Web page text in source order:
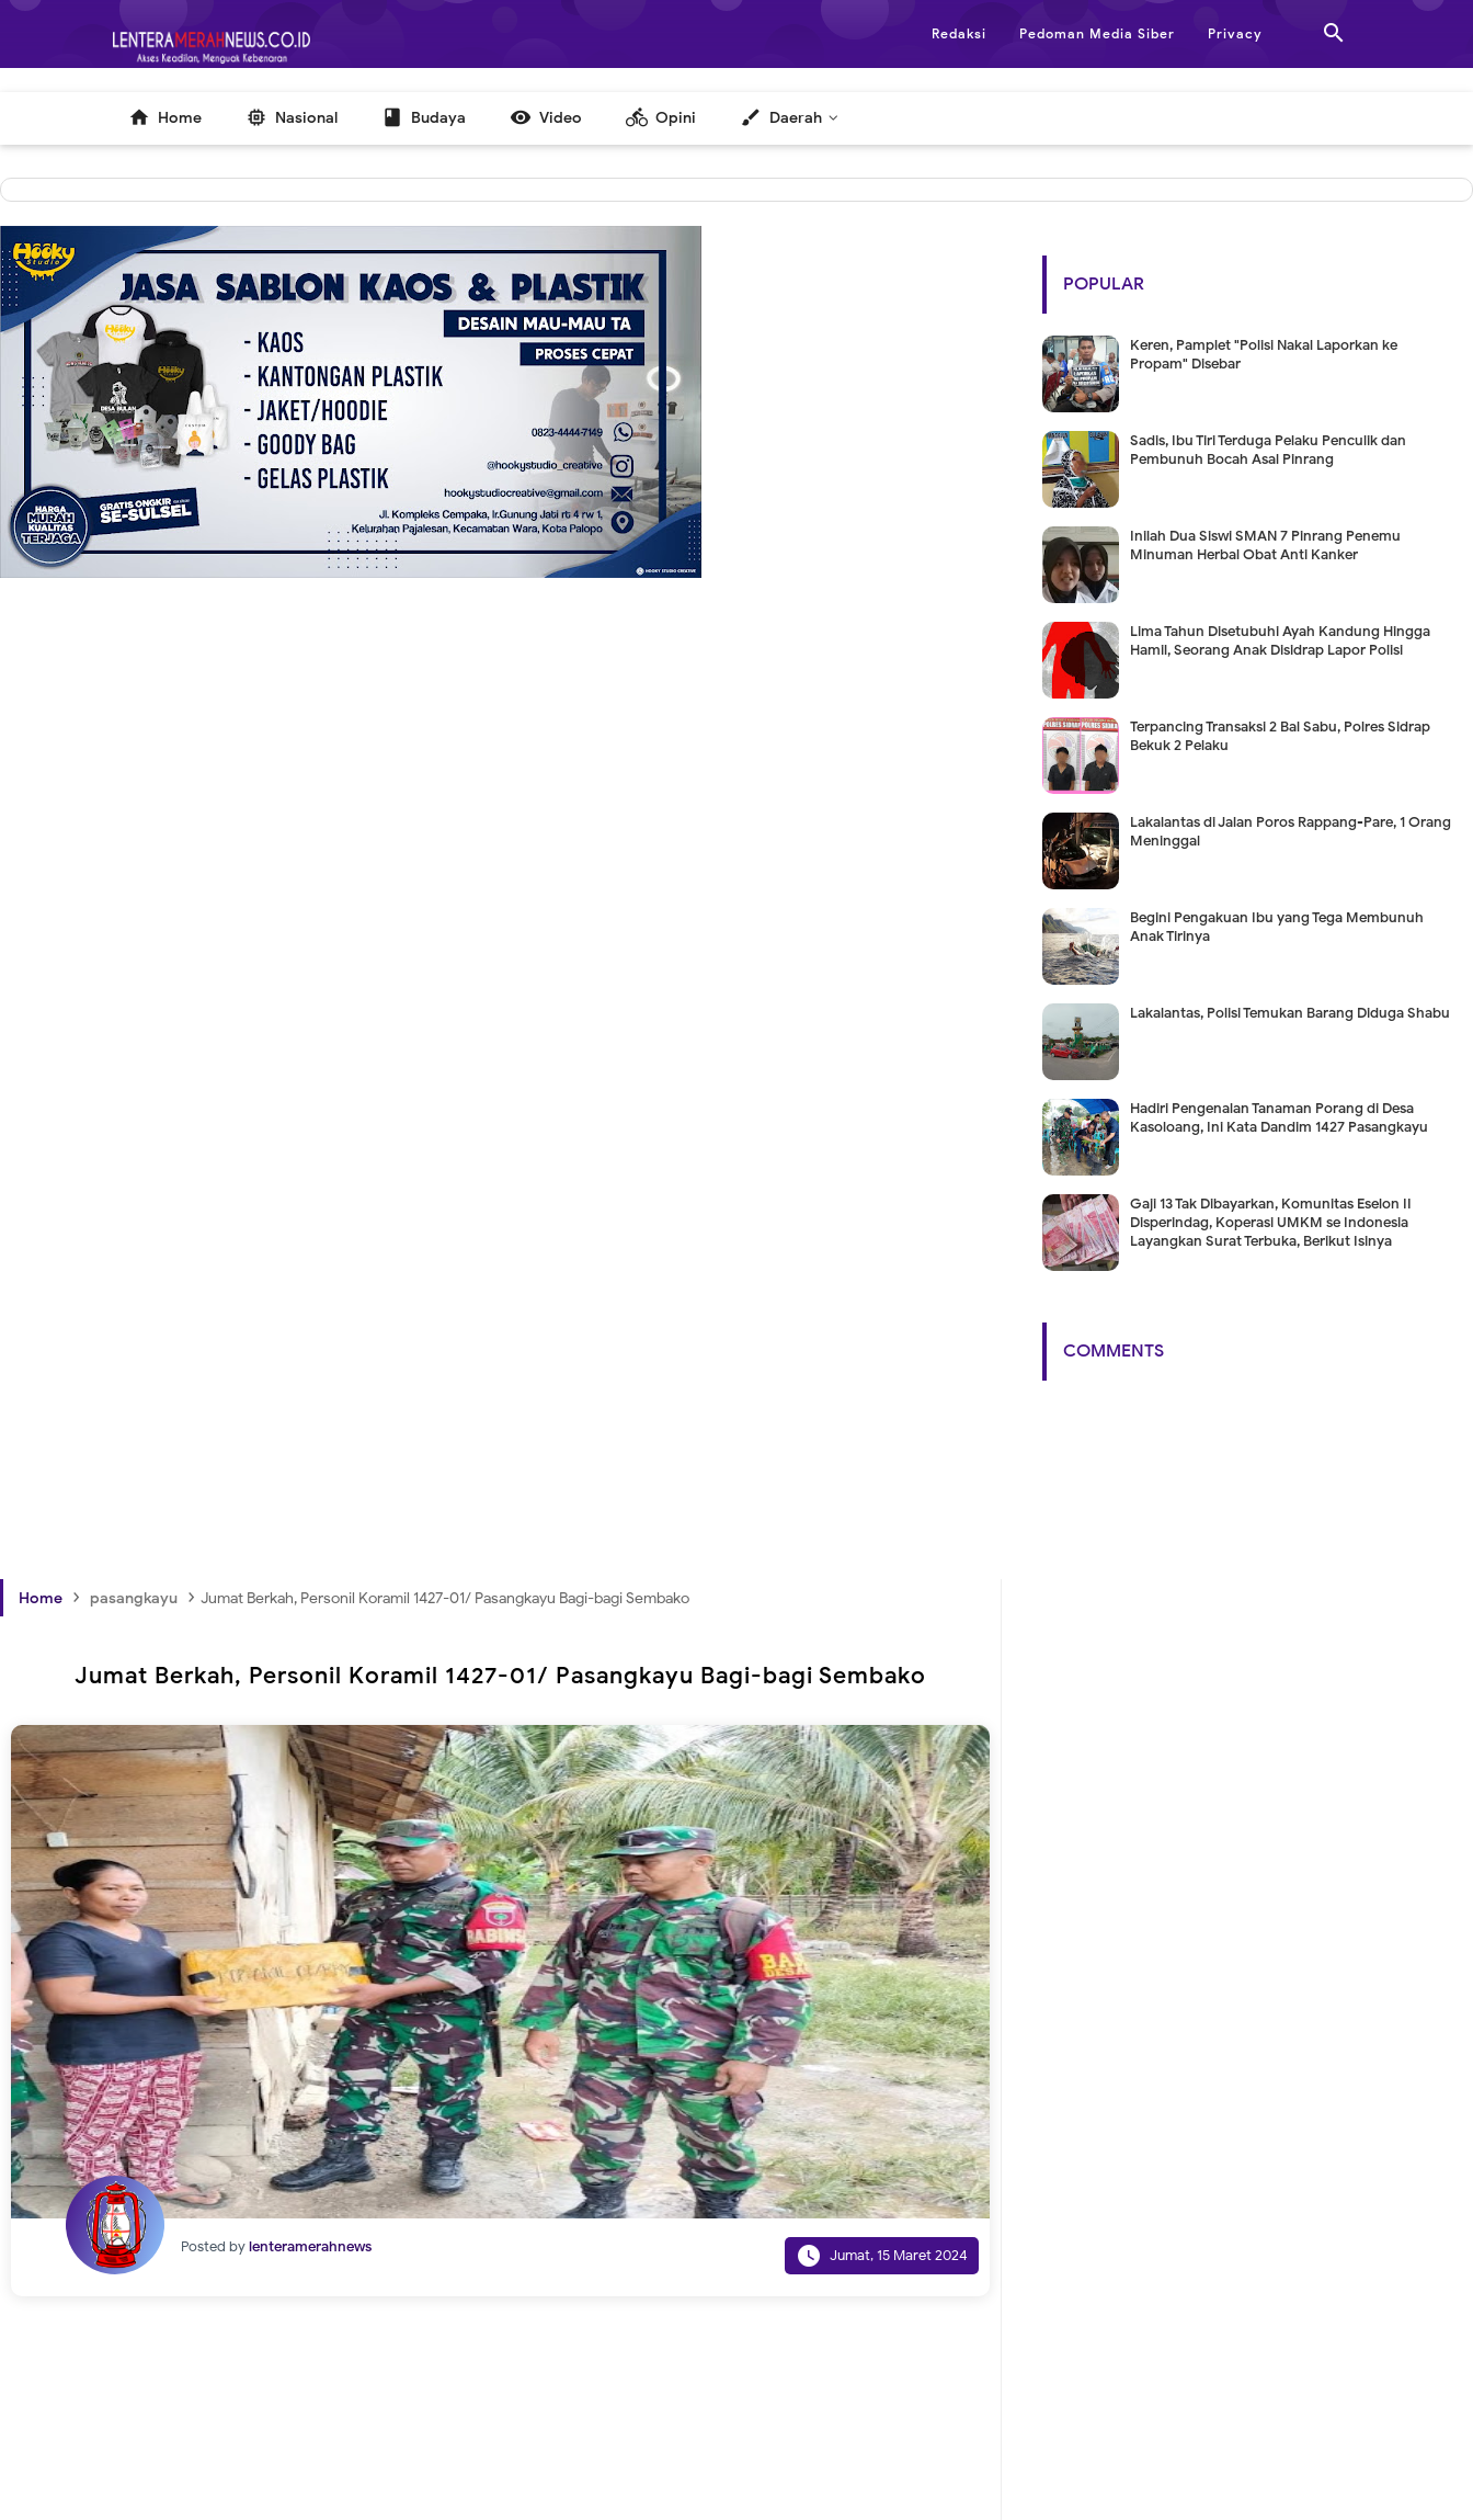
-->

Redaksi Pedoman Media Siber Privacy
 Home  Nasional  Budaya  Video directions_bike Opini brush Daerah
Home › pasangkayu › Jumat Berkah, Personil Koramil 1427-01/ Pasangkayu Bagi-bagi Sembako
Jumat Berkah, Personil Koramil 1427-01/ Pasangkayu Bagi-bagi Sembako
Posted bylenteramerahnews  Jumat, 15 Maret 2024
POPULAR
Keren, Pamplet "Polisi Nakal Laporkan ke
Propam" Disebar
Sadis, Ibu Tiri Terduga Pelaku Penculik dan
Pembunuh Bocah Asal Pinrang
Inilah Dua Siswi SMAN 7 Pinrang Penemu
Minuman Herbal Obat Anti Kanker
Lima Tahun Disetubuhi Ayah Kandung Hingga
Hamil, Seorang Anak Disidrap Lapor Polisi
Terpancing Transaksi 2 Bal Sabu, Polres Sidrap
Bekuk 2 Pelaku
Lakalantas di Jalan Poros Rappang-Pare, 1 Orang
Meninggal
Begini Pengakuan Ibu yang Tega Membunuh
Anak Tirinya
Lakalantas, Polisi Temukan Barang Diduga Shabu
Hadiri Pengenalan Tanaman Porang di Desa
Kasoloang, Ini Kata Dandim 1427 Pasangkayu
Gaji 13 Tak Dibayarkan, Komunitas Eselon II
Disperindag, Koperasi UMKM se Indonesia
Layangkan Surat Terbuka, Berikut Isinya
COMMENTS